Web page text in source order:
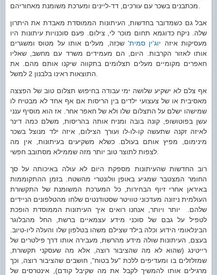
אבל גם כשמדובר בחדשות, העיתונות הממוסדת מאבדת את היתרון
שלה. ניקח כדוגמא תחום מוכר לי, צילום. פעם סוכנויות עיתונות היו
מעסיקות איזה יוג'ין סמית'שכזה, מעלים אותו על מטוס ומשגרים
אותו לאזור הקרבות. היום, הם מעמידים משרד עם מחשב, שאליו
חאפרים מקומיים מעלים תצלומים בתקווה שיקנו אותם מהם. את
אף צלם לא ישקיע שלושה ימי עבודה בחיפוש תצלום טוב של הפצצה
מאסיבית או של צעצועי ילדים בין הריסות אם אף אחד לא מבטיח לו
שמישהו ישלם על התצלום שלו ולא של חאפר אחר. אז הוא מוסיף ענני
עשן בפוטושופ, קונה בובה ומניח אותה בהריסות, משלם כמה דינר
לאיזה זקנה שתעשה קו-לו-לו ועורך הצילום, איזה ילד מנוצל בשכר
מינימום, מפיץ אותם בעולם. כשלא משקיעים בעיתונות, אין מה
רוב החדשות שהעיתונות מספקת היום לא עולה באיכותה על סך
החומר המצטבר שמגיע באופן וולונטרי מהשטח. בזמן ההתקוממות
באיראן אחרי זיוף הבחירות, כל המערכת המשומנת של התקשורת
העולמית ניזונה מעדכוני טוויטר שסטודנטים שלחו מהטלפונים הניידים
שלהם. יותר ויותר, אנחנו רואים איך העיתונות הממוסדת הופכת
לטפיל על גבם של סוכני מידע עצמאיים ברשת, החל מהבלוגר
הבינלאומי הידוע וכלה בילד שצילם משהו בטלפון שלו והעלה ליו-טיוב.
בעצם, העיתונות שולה מידע מהרשת, מעבירה אותו דרך פילטרים של
רייטינג (שהוא לא מה שהציבור רוצה, אלא מה שעסקני תקשורת,
שמזלזלים בו ומעדיפים ללכת "על בטוח", חושבים שהציבור רוצה, וכך
מרגילים אותו להמשיך לקבל את מה שקיבל קודם), אינטרסים של